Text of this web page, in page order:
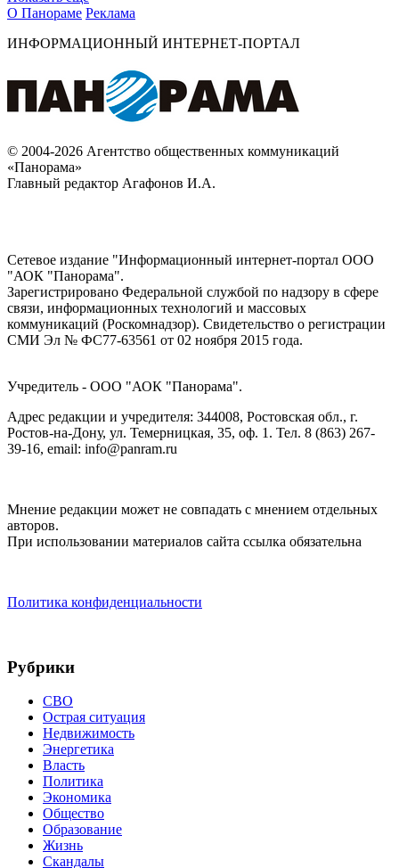
О Панораме Реклама
ИНФОРМАЦИОННЫЙ ИНТЕРНЕТ-ПОРТАЛ
© 2004-2026 Агентство общественных коммуникаций
«Панорама»
Главный редактор Агафонов И.А.
Сетевое издание "Информационный интернет-портал ООО
"АОК "Панорама".
Зарегистрировано Федеральной службой по надзору в сфере
связи, информационных технологий и массовых
коммуникаций (Роскомнадзор). Cвидетельство о регистрации
СМИ Эл № ФС77-63561 от 02 ноября 2015 года.
Учредитель - ООО "АОК "Панорама".
Адрес редакции и учредителя: 344008, Ростовская обл., г.
Ростов-на-Дону, ул. Темерницкая, 35, оф. 1. Тел. 8 (863) 267-
39-16, email: info@panram.ru
Мнение редакции может не совпадать с мнением отдельных
авторов.
При использовании материалов сайта ссылка обязательна
Политика конфиденциальности
Рубрики
СВО
Острая ситуация
Недвижимость
Энергетика
Власть
Политика
Экономика
Общество
Образование
Жизнь
Скандалы